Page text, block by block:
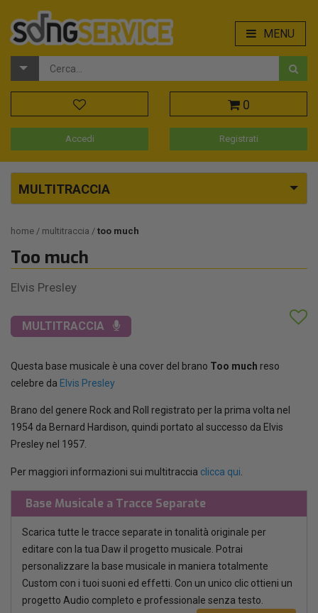
MENU
0
Accedi Registrati
MULTITRACCIA
home multitraccia too much
Too much
Elvis Presley
MULTITRACCIA
Questa base musicale è una cover del brano Too much reso
celebre da Elvis Presley
Brano del genere Rock and Roll registrato per la prima volta nel
1954 da Bernard Hardison, quindi portato al successo da Elvis
Presley nel 1957.
Per maggiori informazioni sui multitraccia clicca qui
Base Musicale a Tracce Separate
Scarica tutte le tracce separate in tonalità originale per
editare con la tua Daw il progetto musicale. Potrai
personalizzare la base musicale in maniera totalmente
Custom con i tuoi suoni ed effetti. Con un unico clic ottieni un
progetto Audio completo e professionale senza testo.